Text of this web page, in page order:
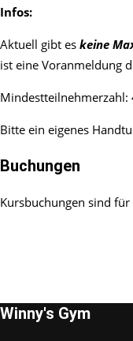
Infos:
Aktuell gibt es keine
ist eine Voranmeldung
Mindestteilnehmerzahl:
Bitte ein eigenes
Buchungen
Kursbuchungen sind
Winny's Gym